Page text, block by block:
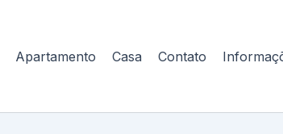
Apartamento Casa Contato